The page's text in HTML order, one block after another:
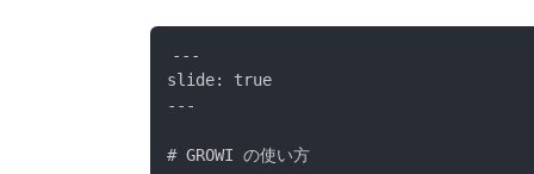
---
slide: true
---
# GROWI の使い方